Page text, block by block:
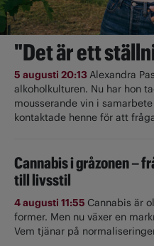
"Det är ett
5 augusti 20:13Alexandra
alkoholkulturen. Nu har hon
mousserande vin i
kontaktade henne för att
Cannabis i gråzonen –
till livsstil
4 augusti 11:55 Cannabis är
former. Men nu växer en
Vem tjänar på